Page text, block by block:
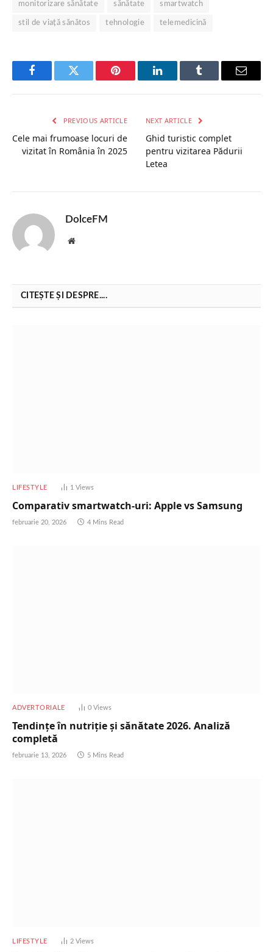
monitorizare sănătate sănătate smartwatch
stil de viață sănătos tehnologie telemedicină
FacebookTwitter Pinterest LinkedInTumblr Email
PREVIOUS ARTICLE
Cele mai frumoase locuri de
vizitat în România în 2025
NEXT ARTICLE
Ghid turistic complet
pentru vizitarea Pădurii
Letea
DolceFM
Website
CITEȘTE ȘI DESPRE....
LIFESTYLE 1 Views
Comparativ smartwatch-uri: Apple vs Samsung
februarie 20, 2026 4 Mins Read
ADVERTORIALE 0 Views
Tendințe în nutriție și sănătate 2026. Analiză
completă
februarie 13, 2026 5 Mins Read
LIFESTYLE 2 Views